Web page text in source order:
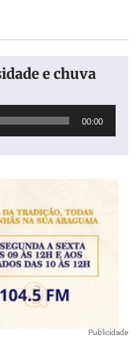
e chuva
00:00
Publicidade